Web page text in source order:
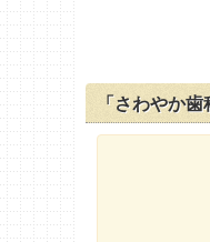
「さわやか